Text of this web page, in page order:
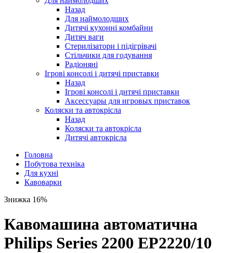
Назад
Для наймолодших
Дитячі кухонні комбайни
Дитяч ваги
Стерилізатори і підігрівачі
Стільчики для годування
Радіоняні
Ігрові консолі і дитячі приставки
Назад
Ігрові консолі і дитячі приставки
Аксессуары для игровых приставок
Коляски та автокрісла
Назад
Коляски та автокрісла
Дитячі автокрісла
Головна
Побутова техніка
Для кухні
Кавоварки
Знижка 16%
Кавомашина автоматична
Philips Series 2200 EP2220/10